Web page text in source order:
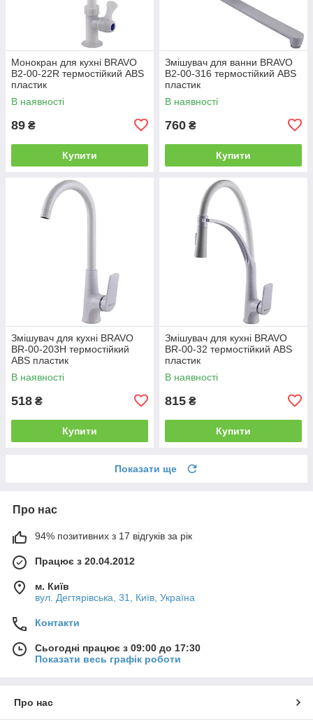
Монокран для кухні BRAVO
B2-00-22R термостійкий ABS
пластик
В наявності
89 ₴
Купити
Змішувач для ванни BRAVO
B2-00-316 термостійкий ABS
пластик
В наявності
760 ₴
Купити
Змішувач для кухні BRAVO
BR-00-203H термостійкий
ABS пластик
В наявності
518 ₴
Купити
Змішувач для кухні BRAVO
BR-00-32 термостійкий ABS
пластик
В наявності
815 ₴
Купити
Показати ще
Про нас
94% позитивних з 17 відгуків за рік
Працює з 20.04.2012
м. Київ
вул. Дегтярівська, 31, Київ, Україна
Контакти
Сьогодні працює з 09:00 до 17:30
Показати весь графік роботи
Про нас